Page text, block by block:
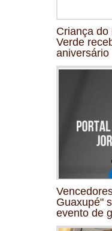
Criança do
Verde
aniversário
Guaxupé"
evento de